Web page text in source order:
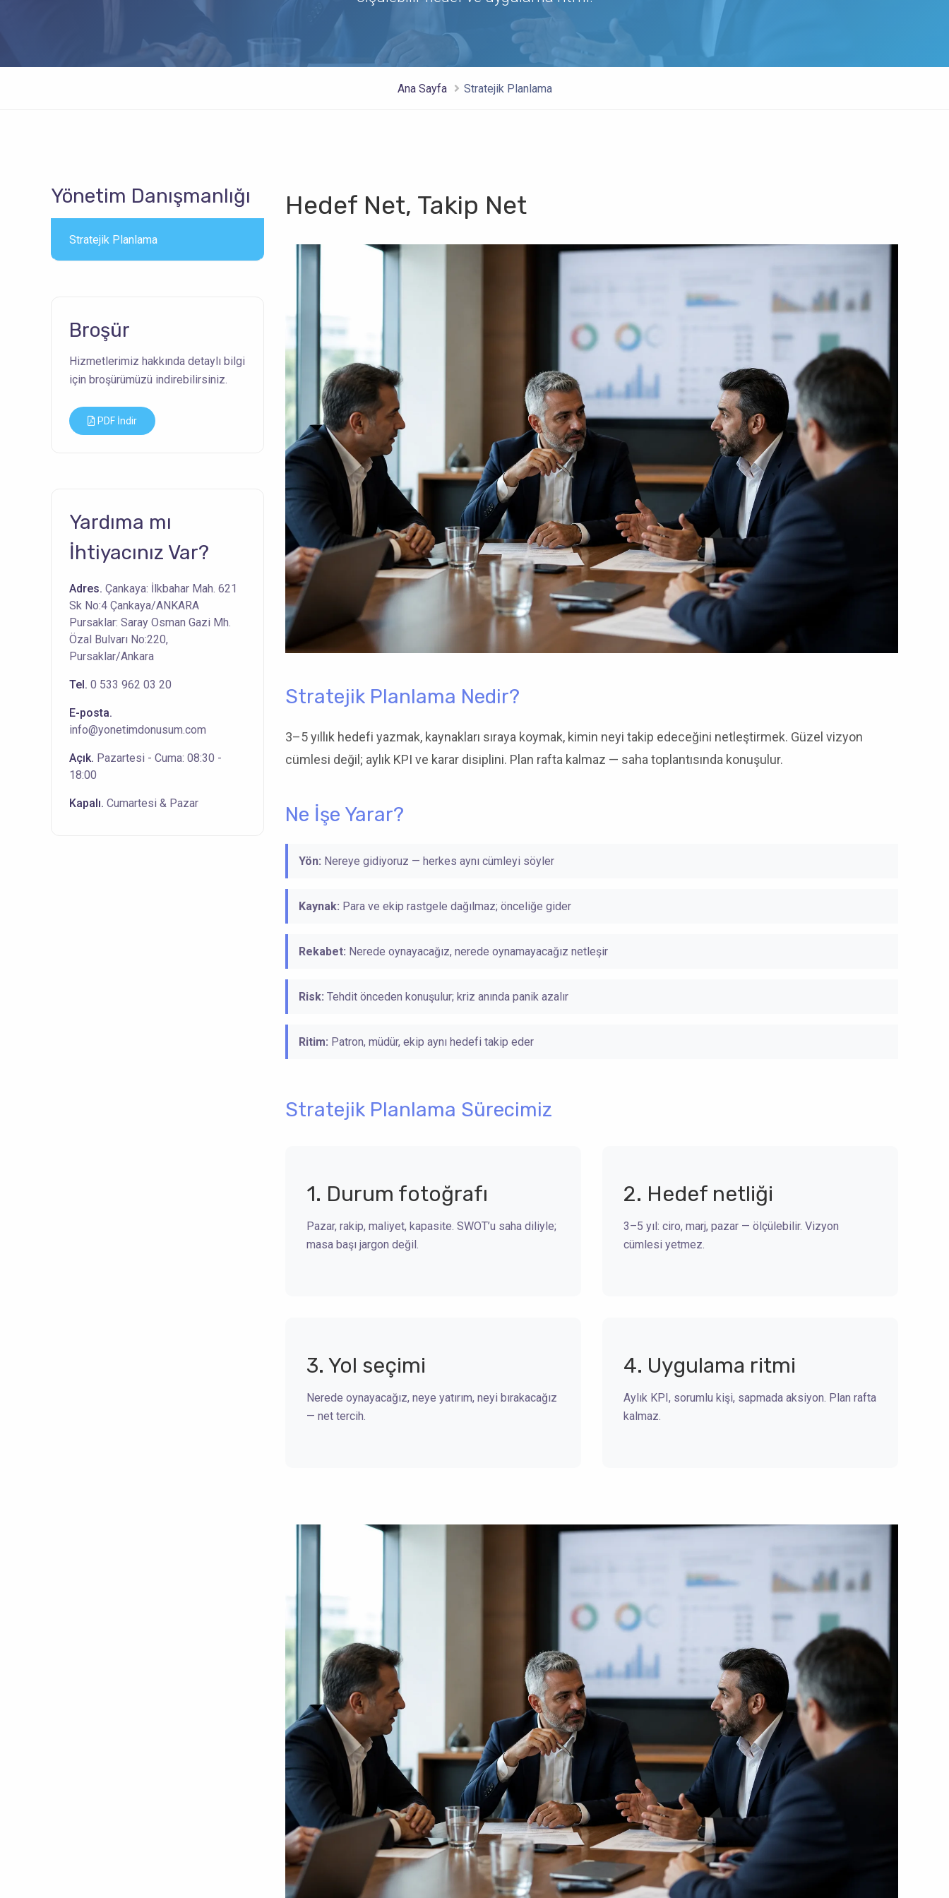
Ana Sayfa Stratejik Planlama
Hedef Net, Takip Net
Stratejik Planlama Nedir?
3–5 yıllık hedefi yazmak, kaynakları sıraya koymak, kimin neyi takip edeceğini netleştirmek. Güzel vizyon
cümlesi değil; aylık KPI ve karar disiplini. Plan rafta kalmaz — saha toplantısında konuşulur.
Ne İşe Yarar?
Yön: Nereye gidiyoruz — herkes aynı cümleyi söyler
Kaynak: Para ve ekip rastgele dağılmaz; önceliğe gider
Rekabet: Nerede oynayacağız, nerede oynamayacağız netleşir
Risk: Tehdit önceden konuşulur; kriz anında panik azalır
Ritim: Patron, müdür, ekip aynı hedefi takip eder
Stratejik Planlama Sürecimiz
1. Durum fotoğrafı
Pazar, rakip, maliyet, kapasite. SWOT’u saha diliyle;
masa başı jargon değil.
2. Hedef netliği
3–5 yıl: ciro, marj, pazar — ölçülebilir. Vizyon
cümlesi yetmez.
3. Yol seçimi
Nerede oynayacağız, neye yatırım, neyi bırakacağız
— net tercih.
4. Uygulama ritmi
Aylık KPI, sorumlu kişi, sapmada aksiyon. Plan rafta
kalmaz.
Yönetim Danışmanlığı
Stratejik Planlama
Broşür
Hizmetlerimiz hakkında detaylı bilgi
için broşürümüzü indirebilirsiniz.
PDF İndir
Yardıma mı
İhtiyacınız Var?
Adres. Çankaya: İlkbahar Mah. 621
Sk No:4 Çankaya/ANKARA
Pursaklar: Saray Osman Gazi Mh.
Özal Bulvarı No:220,
Pursaklar/Ankara
Tel. 0 533 962 03 20
E-posta.
info@yonetimdonusum.com
Açık. Pazartesi - Cuma: 08:30 -
18:00
Kapalı. Cumartesi & Pazar